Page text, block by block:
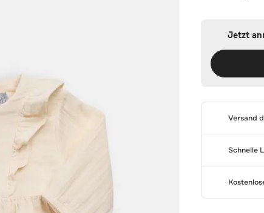
Jetzt
Versand
Schnelle